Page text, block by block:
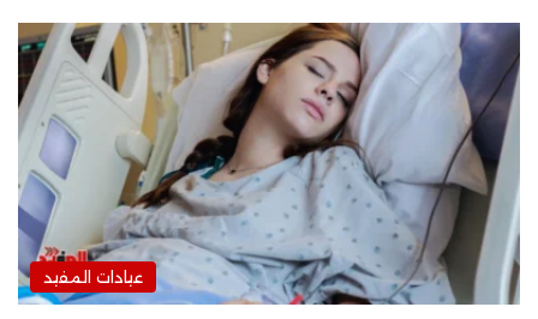
عيادات المفيد